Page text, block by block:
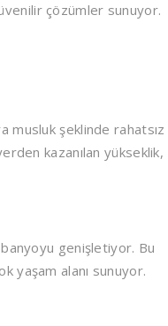
çözümler sunuyor.
musluk şeklinde rahatsız
kazanılan yükseklik,
genişletiyor. Bu
yaşam alanı sunuyor.